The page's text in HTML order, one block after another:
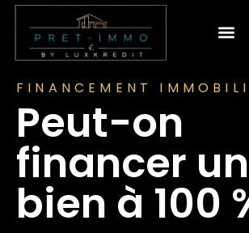
FINANCEMENT
Peut-on
financer un
bien à 100